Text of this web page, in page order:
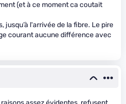
(et à ce moment ca coutait
jusqu’à l'arrivée de la fibre. Le pire
courant aucune différence avec